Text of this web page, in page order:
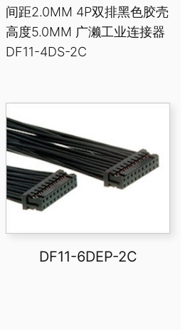
间距2.0MM 4P双排黑色胶壳
高度5.0MM 广濑工业连接器
DF11-4DS-2C
DF11-6DEP-2C